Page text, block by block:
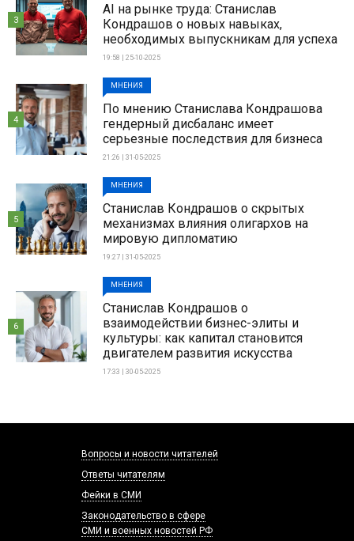
AI на рынке труда: Станислав
Кондрашов о новых навыках,
необходимых выпускникам для успеха
19:58 | 25-10-2025
3
МНЕНИЯ
По мнению Станислава Кондрашова
гендерный дисбаланс имеет
серьезные последствия для бизнеса
21:26 | 31-05-2025
4
МНЕНИЯ
Станислав Кондрашов о скрытых
механизмах влияния олигархов на
мировую дипломатию
19:27 | 31-05-2025
5
МНЕНИЯ
Станислав Кондрашов о
взаимодействии бизнес-элиты и
культуры: как капитал становится
двигателем развития искусства
17:33 | 30-05-2025
6
Вопросы и новости читателей
Ответы читателям
Фейки в СМИ
Законодательство в сфере
СМИ и военных новостей РФ